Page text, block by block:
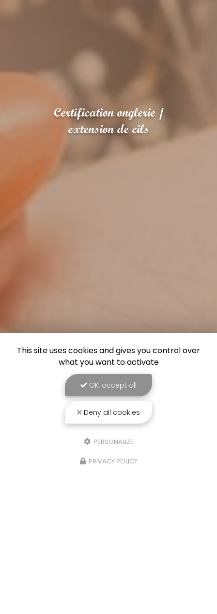
Certification onglerie /
extension de cils
This site uses cookies and gives you control over
what you want to activate
OK, accept all
Deny all cookies
PERSONALIZE
PRIVACY POLICY